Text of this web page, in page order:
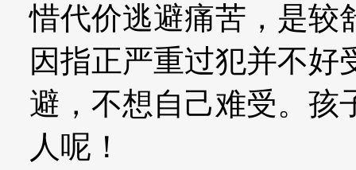
惜代价逃避痛苦，是较
因指正严重过犯并不好
避，不想自己难受。孩
人呢！